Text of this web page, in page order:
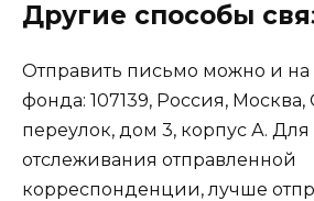
Другие способы
Отправить письмо можно и на
фонда: 107139, Россия,
переулок, дом 3, корпус А.
отслеживания отправленной
корреспонденции, лучше